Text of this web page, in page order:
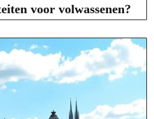
voor volwassenen?